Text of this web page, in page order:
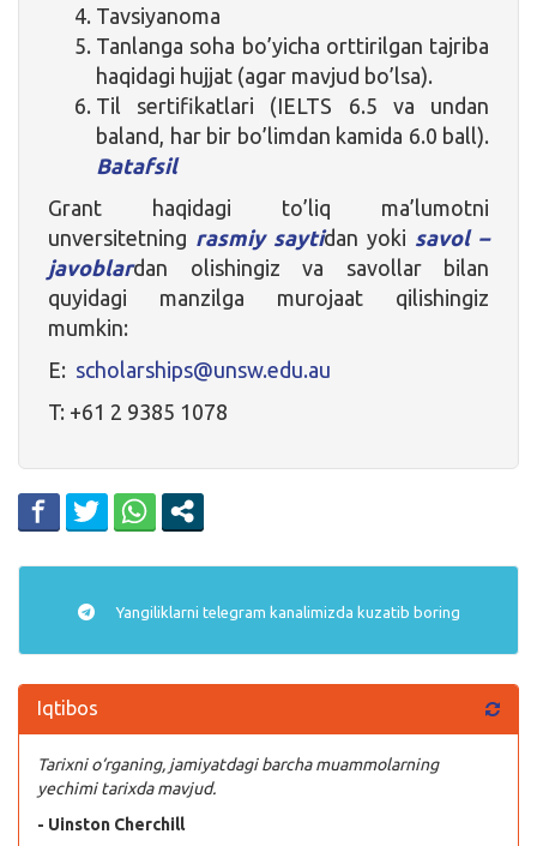
Tavsiyanoma
Tanlanga soha bo’yicha orttirilgan tajriba
haqidagi hujjat (agar mavjud bo’lsa).
Til sertifikatlari (IELTS 6.5 va undan
baland, har bir bo’limdan kamida 6.0 ball).
Batafsil
Grant haqidagi to’liq ma’lumotni
unversitetning rasmiy saytidan­­­­­­­­­­ yoki savol –
javoblardan olishingiz va savollar bilan
quyidagi manzilga murojaat qilishingiz
mumkin:
E: scholarships@unsw.edu.au
T: +61 2 9385 1078
Yangiliklarni telegram kanalimizda kuzatib boring
Iqtibos
Tarixni o‘rganing, jamiyatdagi barcha muammolarning
yechimi tarixda mavjud.
- Uinston Cherchill